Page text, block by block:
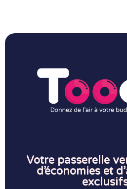
Votre passerelle
d’économies et